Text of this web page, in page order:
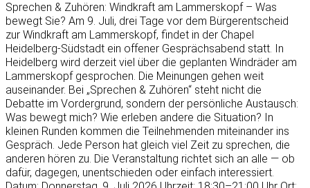
Sprechen & Zuhören: Windkraft am Lammerskopf – Was
bewegt Sie? Am 9. Juli, drei Tage vor dem Bürgerentscheid
zur Windkraft am Lammerskopf, findet in der Chapel
Heidelberg-Südstadt ein offener Gesprächsabend statt. In
Heidelberg wird derzeit viel über die geplanten Windräder am
Lammerskopf gesprochen. Die Meinungen gehen weit
auseinander. Bei „Sprechen & Zuhören“ steht nicht die
Debatte im Vordergrund, sondern der persönliche Austausch:
Was bewegt mich? Wie erleben andere die Situation? In
kleinen Runden kommen die Teilnehmenden miteinander ins
Gespräch. Jede Person hat gleich viel Zeit zu sprechen, die
anderen hören zu. Die Veranstaltung richtet sich an alle — ob
dafür, dagegen, unentschieden oder einfach interessiert.